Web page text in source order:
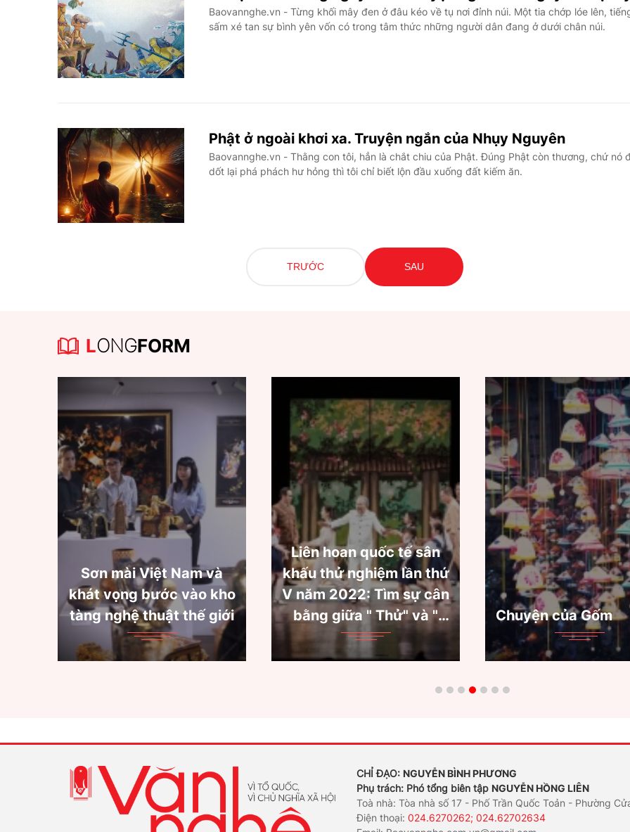
Baovannghe.vn - Từng khối mây đen ở đâu kéo về tụ nơi đỉnh núi. Một tia chớp lóe lên,
sấm xé tan sự bình yên vốn có trong tâm thức những người dân đang ở dưới chân núi.
Phật ở ngoài khơi xa. Truyện ngắn của Nhụy Nguyên
Baovannghe.vn - Thằng con tôi, hẳn là chắt chiu của Phật. Đúng Phật còn thương, chứ nó
dốt lại phá phách hư hỏng thì tôi chỉ biết lộn đầu xuống đất kiếm ăn.
TRƯỚC SAU
LONGFORM
Liên hoan quốc tế sân
khấu thử nghiệm lần thứ
V năm 2022: Tìm sự cân
bằng giữa " Thử" và "
Nghiệm"
Chuyện của Gốm
"Văn học trinh
đại giao thoa
Tây"
CHỈ ĐẠO: NGUYỄN BÌNH PHƯƠNG
Phụ trách: Phó tổng biên tập NGUYỄN HỒNG LIÊN
Toà nhà: Tòa nhà số 17 - Phố Trần Quốc Toản - Phường
Điện thoại: 024.6270262; 024.62702634